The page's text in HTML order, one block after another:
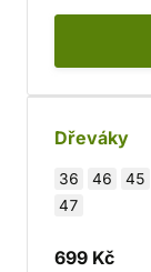
Dřeváky
36 46 45
47
699 Kč